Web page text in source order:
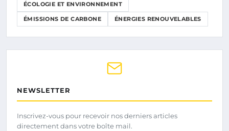
ÉCOLOGIE ET ENVIRONNEMENT
ÉMISSIONS DE CARBONE ÉNERGIES RENOUVELABLES
NEWSLETTER
Inscrivez-vous pour recevoir nos derniers articles
directement dans votre boîte mail.